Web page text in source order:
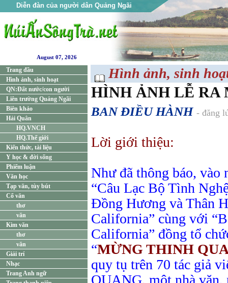
Diễn đàn của người dân Quảng Ngãi
August 07, 2026
Trang đầu
Hình ảnh, sinh hoạt
QN:Đất nước/con người
Liên trường Quảng Ngãi
Biên khảo
Hải Quân
HQ.VNCH
HQ.Thế giới
Kiến thức, tài liệu
Y học & đời sống
Phiếm luận
Văn học
Tạp văn, tùy bút
Cổ văn
thơ
văn
Kim văn
thơ
văn
Giải trí
Nhạc
Trang Anh ngữ
Hình ảnh, sinh
HÌNH ẢNH LỄ RA
BAN ĐIỀU HÀNH - đăng
Lời giới thiệu:
Như đã thông báo, vào
“Câu Lạc Bộ Tình
Đồng Hương và Thân
California” cùng với
California” đồng tổ
“MỪNG THINH
quy tụ trên 70 tác giả
QUANG, một nhà văn,